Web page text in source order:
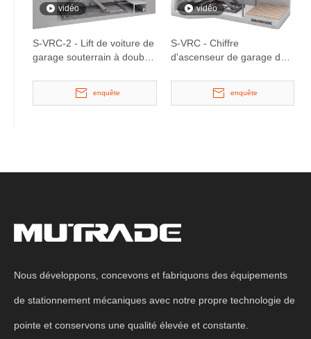
vidéo
S-VRC-2 - Lift de voiture de
garage souterrain à double
enquête
vidéo
S-VRC - Chiffre
d'ascenseur de garage de
personnalisable Lift
enquête
Nous développons, concevons et fabriquons des équipements
de stationnement mécaniques avec notre propre technologie de
pointe et conservons une qualité élevée et constante.